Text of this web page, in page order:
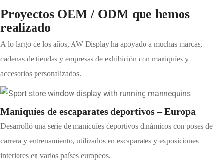
Proyectos OEM / ODM que hemos
realizado
A lo largo de los años, AW Display ha apoyado a muchas marcas,
cadenas de tiendas y empresas de exhibición con maniquíes y
accesorios personalizados.
Maniquíes de escaparates deportivos – Europa
Desarrolló una serie de maniquíes deportivos dinámicos con poses de
carrera y entrenamiento, utilizados en escaparates y exposiciones
interiores en varios países europeos.